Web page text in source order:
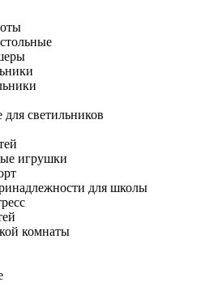
светильников
игрушки
для школы
комнаты